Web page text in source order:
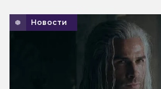
Новости